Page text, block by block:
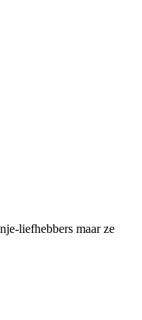
liefhebbers maar ze